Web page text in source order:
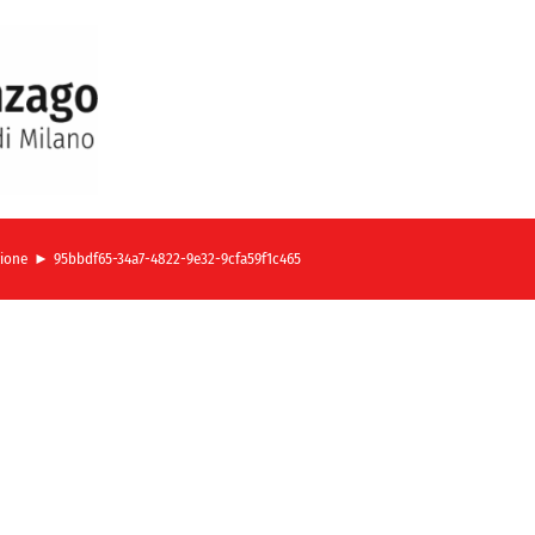
95bbdf65-34a7-4822-9e32-9cfa59f1c465